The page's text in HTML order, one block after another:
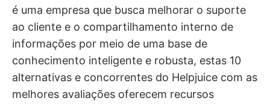
é uma empresa que busca melhorar o suporte
ao cliente e o compartilhamento interno de
informações por meio de uma base de
conhecimento inteligente e robusta, estas 10
alternativas e concorrentes do Helpjuice com as
melhores avaliações oferecem recursos